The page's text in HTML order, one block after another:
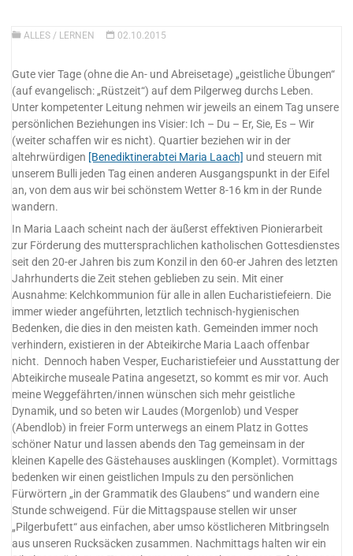
ALLES / LERNEN 02.10.2015
Gute vier Tage (ohne die An- und Abreisetage) „geistliche Übungen“
(auf evangelisch: „Rüstzeit“) auf dem Pilgerweg durchs Leben.
Unter kompetenter Leitung nehmen wir jeweils an einem Tag unsere
persönlichen Beziehungen ins Visier: Ich – Du – Er, Sie, Es – Wir
(weiter schaffen wir es nicht). Quartier beziehen wir in der
altehrwürdigen [Benediktinerabtei Maria Laach] und steuern mit
unserem Bulli jeden Tag einen anderen Ausgangspunkt in der Eifel
an, von dem aus wir bei schönstem Wetter 8-16 km in der Runde
wandern.
In Maria Laach scheint nach der äußerst effektiven Pionierarbeit
zur Förderung des muttersprachlichen katholischen Gottesdienstes
seit den 20-er Jahren bis zum Konzil in den 60-er Jahren des letzten
Jahrhunderts die Zeit stehen geblieben zu sein. Mit einer
Ausnahme: Kelchkommunion für alle in allen Eucharistiefeiern. Die
immer wieder angeführten, letztlich technisch-hygienischen
Bedenken, die dies in den meisten kath. Gemeinden immer noch
verhindern, existieren in der Abteikirche Maria Laach offenbar
nicht. Dennoch haben Vesper, Eucharistiefeier und Ausstattung der
Abteikirche museale Patina angesetzt, so kommt es mir vor. Auch
meine Weggefährten/innen wünschen sich mehr geistliche
Dynamik, und so beten wir Laudes (Morgenlob) und Vesper
(Abendlob) in freier Form unterwegs an einem Platz in Gottes
schöner Natur und lassen abends den Tag gemeinsam in der
kleinen Kapelle des Gästehauses ausklingen (Komplet). Vormittags
bedenken wir einen geistlichen Impuls zu den persönlichen
Fürwörtern „in der Grammatik des Glaubens“ und wandern eine
Stunde schweigend. Für die Mittagspause stellen wir unser
„Pilgerbufett“ aus einfachen, aber umso köstlicheren Mitbringseln
aus unseren Rucksäcken zusammen. Nachmittags halten wir ein